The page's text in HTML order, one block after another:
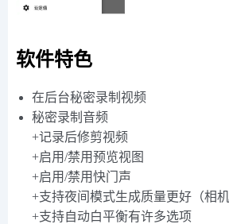
软件特色
在后台秘密录制视频
秘密录制音频
+记录后修剪视频
+启用/禁用预览视图
+启用/禁用快门声
+支持夜间模式生成质量更好（相机
+支持自动白平衡有许多选项